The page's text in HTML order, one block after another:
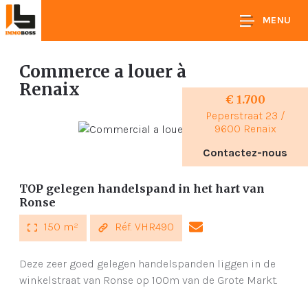
MENU
Commerce a louer à
Renaix
€ 1.700
Peperstraat 23 /
9600 Renaix
Contactez-nous
TOP gelegen handelspand in het hart van
Ronse
150 m² Réf. VHR490
Deze zeer goed gelegen handelspanden liggen in de
winkelstraat van Ronse op 100m van de Grote Markt.